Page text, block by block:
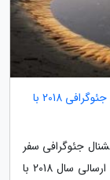
منتخبی از عکس های مسابقه عکاسی در سفر نشنال جئوگرافی 2018 با
جئوگرافی سفر
همچنان ادامه دارد. در ادامه منتخبی از عکس های ارسالی سال 2018 با